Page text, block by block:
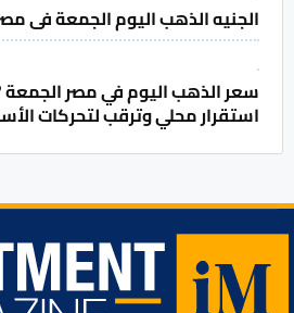
الجنيه الذهب اليوم الجمعة فى مصر عند
استقرار محلي وترقب لتحركات